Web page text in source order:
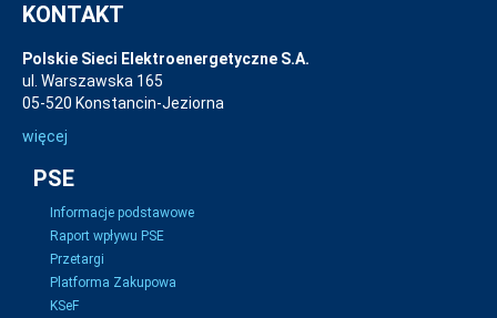
KONTAKT
Polskie Sieci Elektroenergetyczne S.A.
ul. Warszawska 165
05-520 Konstancin-Jeziorna
więcej
PSE
Informacje podstawowe
Raport wpływu PSE
Przetargi
Platforma Zakupowa
KSeF